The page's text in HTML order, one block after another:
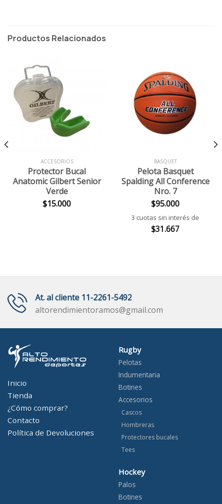
Productos Relacionados
ACCESORIOS
Protector Bucal
Anatomic Gilbert Senior
Verde
$15.000
BASQUET
Pelota Basquet
Spalding All Conference
Nro. 7
$95.000
3 cuotas sin interés de
$31.667
At. al cliente 11-2261-5492
altorendimientoramos@gmail.com
Inicio
Tienda
¿Cómo comprar?
Contacto
Política de Devoluciones
Rugby
Pelotas
Indumentaria
Botines
Accesorios
Cascos
Hombreras
Protectores bucales
Tees
Hockey
Palos
Botines